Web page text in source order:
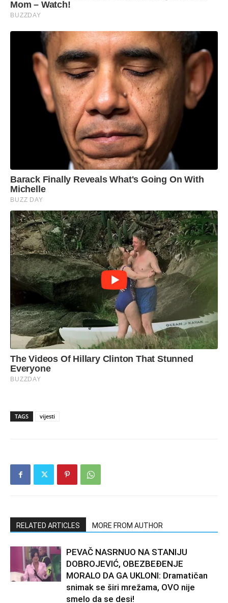
TAGS vijesti
RELATED ARTICLES MORE FROM AUTHOR
PEVAČ NASRNUO NA STANIJU
DOBROJEVIĆ, OBEZBEĐENJE
MORALO DA GA UKLONI: Dramatičan
snimak se širi mrežama, OVO nije
smelo da se desi!